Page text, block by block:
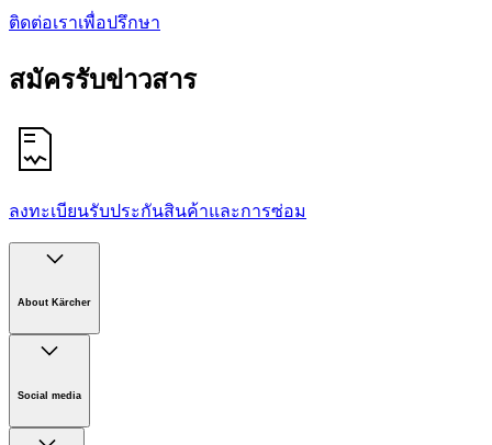
ติดต่อเราเพื่อปรึกษา
สมัครรับข่าวสาร
ลงทะเบียนรับประกันสินค้าและการซ่อม
About Kärcher
Sustainability
Newsroom
Social media